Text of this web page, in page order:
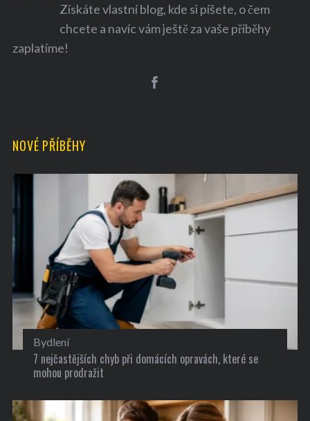
Získáte vlastní blog, kde si píšete, o čem
chcete a navíc vám ještě za vaše příběhy
zaplatíme!
NOVÉ PŘÍBĚHY
Bydlení
7 nejčastějších chyb při domácích opravách, které se
mohou prodražit
r
c